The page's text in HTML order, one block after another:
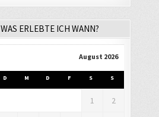
WAS ERLEBTE ICH WANN?
August 2026
D M D F S S
1 2